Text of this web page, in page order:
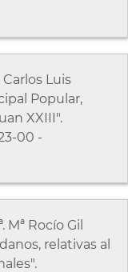
Luis
Popular,
XXIII".
00 -
Rocío Gil
relativas al